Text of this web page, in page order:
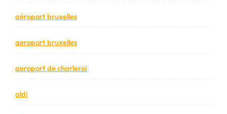
aéroport bruxelles
aeroport bruxelles
aeroport de charleroi
aldi